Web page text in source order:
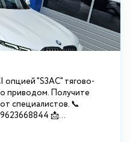
опцией "S3АС" тягово-
приводом. Получите
специалистов. 📞
📩...